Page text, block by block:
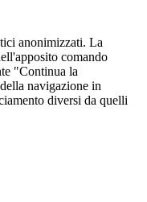
anonimizzati. La
comando
"Continua la
navigazione in
diversi da quelli